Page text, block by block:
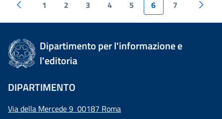
1 2 3 4 5 6 7
Dipartimento per l'informazione e
l'editoria
DIPARTIMENTO
Via della Mercede 9 00187 Roma